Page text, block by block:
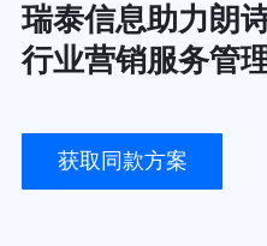
瑞泰信息助力朗
行业营销服务管
获取同款方案